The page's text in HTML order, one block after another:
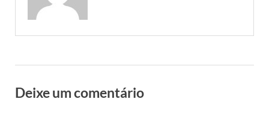
Deixe um comentário